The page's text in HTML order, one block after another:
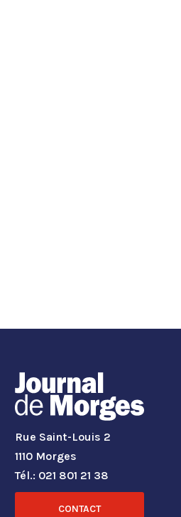
Rue Saint-Louis 2
1110 Morges
Tél.: 021 801 21 38
CONTACT